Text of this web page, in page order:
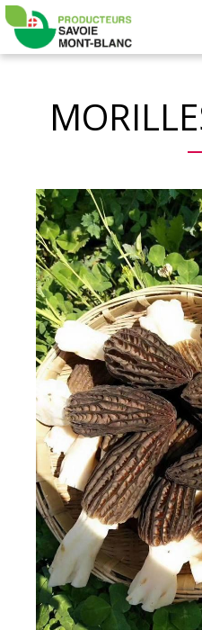
Mont-
Blanc